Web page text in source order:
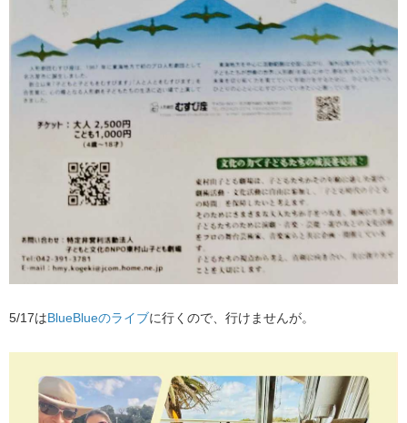
5/17は​BlueBlueのライブ​に行くので、行けませんが。